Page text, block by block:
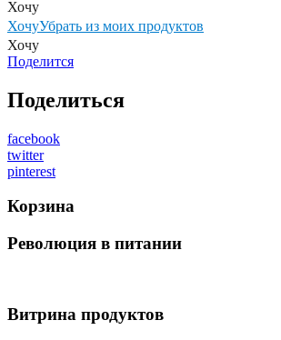
варено
копченая
в
натуральной
Хочу
ХочуУбрать из моих продуктов
Хочу
Поделится
Поделиться
facebook
twitter
pinterest
Корзина
Революция в питании
Витрина продуктов